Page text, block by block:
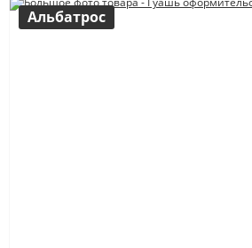
Альбатрос